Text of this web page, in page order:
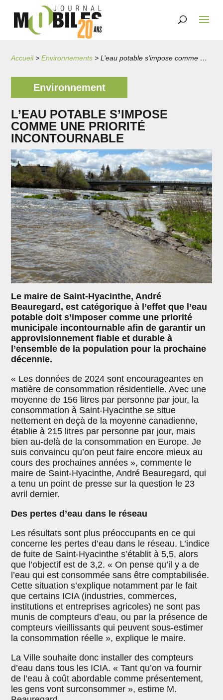
Accueil>Environnements > L’eau potable s’impose comme une priorité incontournable
Environnement
L’EAU POTABLE S’IMPOSE
COMME UNE PRIORITÉ
INCONTOURNABLE
Le maire de Saint-Hyacinthe, André
Beauregard, est catégorique à l’effet que l’eau
potable doit s’imposer comme une priorité
municipale incontournable afin de garantir un
approvisionnement fiable et durable à
l’ensemble de la population pour la prochaine
décennie.
« Les données de 2024 sont encourageantes en
matière de consommation résidentielle. Avec une
moyenne de 156 litres par personne par jour, la
consommation à Saint-Hyacinthe se situe
nettement en deçà de la moyenne canadienne,
établie à 215 litres par personne par jour, mais
bien au-delà de la consommation en Europe. Je
suis convaincu qu’on peut faire encore mieux au
cours des prochaines années », commente le
maire de Saint-Hyacinthe, André Beauregard, qui
a tenu un point de presse sur la question le 23
avril dernier.
Des pertes d’eau dans le réseau
Les résultats sont plus préoccupants en ce qui
concerne les pertes d’eau dans le réseau. L’indice
de fuite de Saint-Hyacinthe s’établit à 5,5, alors
que l’objectif est de 3,2. « On pense qu’il y a de
l’eau qui est consommée sans être comptabilisée.
Cette situation s’explique notamment par le fait
que certains ICIA (industries, commerces,
institutions et entreprises agricoles) ne sont pas
munis de compteurs d’eau, ou par la présence de
compteurs vieillissants qui peuvent sous-estimer
la consommation réelle », explique le maire.
La Ville souhaite donc installer des compteurs
d’eau dans tous les ICIA. « Tant qu’on va fournir
de l’eau à coût abordable comme présentement,
les gens vont surconsommer », estime M.